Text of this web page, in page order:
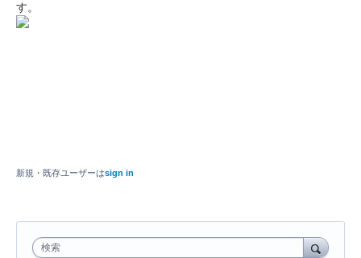
す。
新規・既存ユーザーはsign in
検索